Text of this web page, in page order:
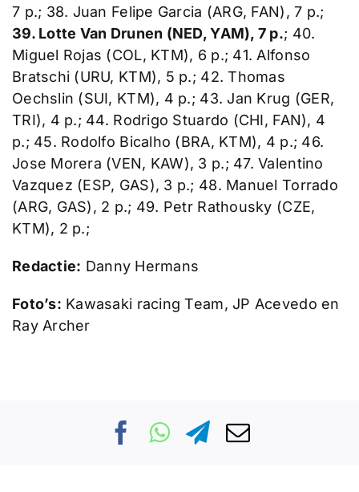
7 p.; 38. Juan Felipe Garcia (ARG, FAN), 7 p.;
39. Lotte Van Drunen (NED, YAM), 7 p.; 40.
Miguel Rojas (COL, KTM), 6 p.; 41. Alfonso
Bratschi (URU, KTM), 5 p.; 42. Thomas
Oechslin (SUI, KTM), 4 p.; 43. Jan Krug (GER,
TRI), 4 p.; 44. Rodrigo Stuardo (CHI, FAN), 4
p.; 45. Rodolfo Bicalho (BRA, KTM), 4 p.; 46.
Jose Morera (VEN, KAW), 3 p.; 47. Valentino
Vazquez (ESP, GAS), 3 p.; 48. Manuel Torrado
(ARG, GAS), 2 p.; 49. Petr Rathousky (CZE,
KTM), 2 p.;
Redactie: Danny Hermans
Foto’s: Kawasaki racing Team, JP Acevedo en
Ray Archer